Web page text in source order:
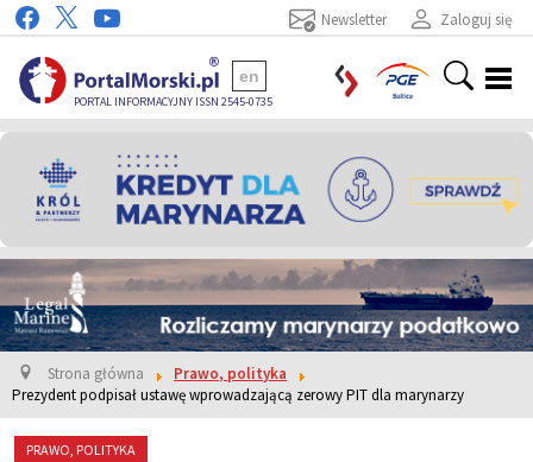
Zaloguj się
Newsletter
PORTAL INFORMACYJNY ISSN 2545-0735
en
Strona główna
Prawo, polityka
Prezydent podpisał ustawę wprowadzającą zerowy PIT dla marynarzy
PRAWO, POLITYKA